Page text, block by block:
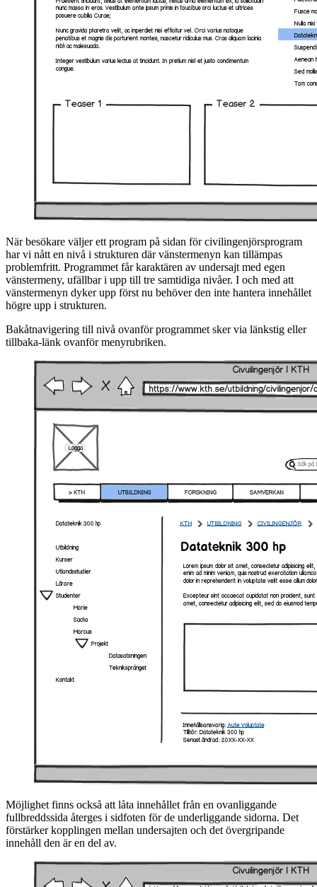
När besökare väljer ett program på sidan för civilingenjörsprogram
har vi nått en nivå i strukturen där vänstermenyn kan tillämpas
problemfritt. Programmet får karaktären av undersajt med egen
vänstermeny, ufällbar i upp till tre samtidiga nivåer. I och med att
vänstermenyn dyker upp först nu behöver den inte hantera innehållet
högre upp i strukturen.
Bakåtnavigering till nivå ovanför programmet sker via länkstig eller
tillbaka-länk ovanför menyrubriken.
Möjlighet finns också att låta innehållet från en ovanliggande
fullbreddssida återges i sidfoten för de underliggande sidorna. Det
förstärker kopplingen mellan undersajten och det övergripande
innehåll den är en del av.